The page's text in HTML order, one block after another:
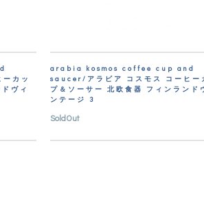
カッ
ヴィ
arabia kosmos coffee cup and
saucer/アラビア コスモス コーヒー
プ＆ソーサー 北欧食器 フィンランド
ンテージ 3
SoldOut